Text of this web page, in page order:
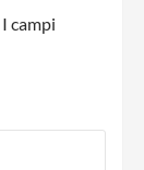
I campi